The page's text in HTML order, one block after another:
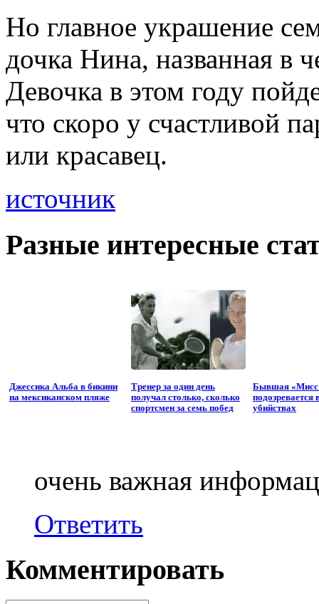
Но главное украшение
дочка Нина, названная в
Девочка в этом году
что скоро у счастливой
или красавец.
источник
Разные интересные
Джессика Альба в бикини
на мексиканском пляже
Тренер за один день
получал столько, сколько
спортсмен за семь побед
Бывшая «Мисс
подозревается
убийствах
очень важная
Ответить
Комментировать